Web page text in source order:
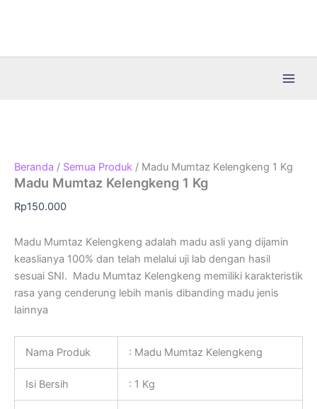
Beranda / Semua Produk / Madu Mumtaz Kelengkeng 1 Kg
Madu Mumtaz Kelengkeng 1 Kg
Rp150.000
Madu Mumtaz Kelengkeng adalah madu asli yang dijamin
keaslianya 100% dan telah melalui uji lab dengan hasil
sesuai SNI. Madu Mumtaz Kelengkeng memiliki karakteristik
rasa yang cenderung lebih manis dibanding madu jenis
lainnya
Nama Produk : Madu Mumtaz Kelengkeng
Isi Bersih : 1 Kg